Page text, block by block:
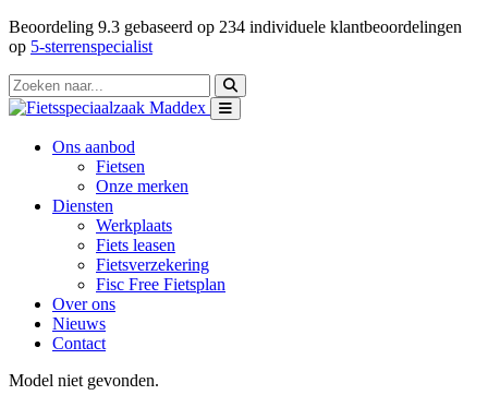
Beoordeling 9.3 gebaseerd op 234 individuele klantbeoordelingen
op 5-sterrenspecialist
Ons aanbod
Fietsen
Onze merken
Diensten
Werkplaats
Fiets leasen
Fietsverzekering
Fisc Free Fietsplan
Over ons
Nieuws
Contact
Model niet gevonden.